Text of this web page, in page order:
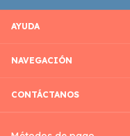
AYUDA
NAVEGACIÓN
CONTÁCTANOS